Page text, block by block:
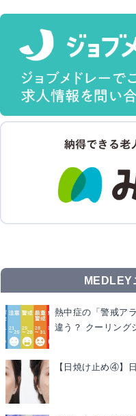
MEDLEY
熱中症の「警戒ア
違う？ クーリング
【日焼け止め④】